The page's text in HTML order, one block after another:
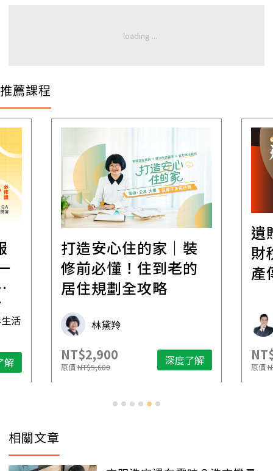
推薦課程
活
解
打造安心住的家｜裝
修前必懂！住到老的
居住規劃全攻略
林黛羚
NT$2,900
原價NT$5,600 深度了解
遺
財
產
原價
相關文章